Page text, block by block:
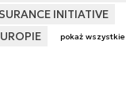
INITIATIVE
pokaż wszystkie